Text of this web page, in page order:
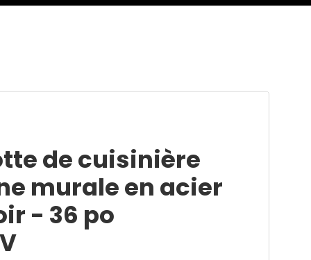
de cuisinière
murale en acier
- 36 po